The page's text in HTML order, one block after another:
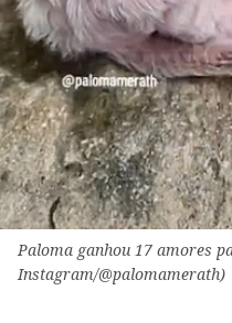
Paloma ganhou 17 amores
Instagram/@palomamerath)